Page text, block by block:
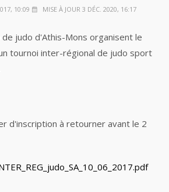
10:09 MISE À JOUR 3 DÉC. 2020, 16:17
de judo d'Athis-Mons organisent le
tournoi inter-régional de judo sport
d'inscription à retourner avant le 2